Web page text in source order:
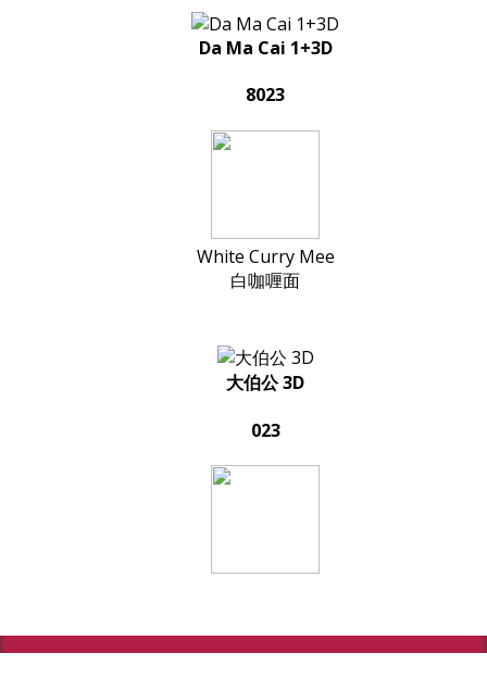
Da Ma Cai 1+3D
8023
White Curry Mee
白咖喱面
大伯公 3D
023